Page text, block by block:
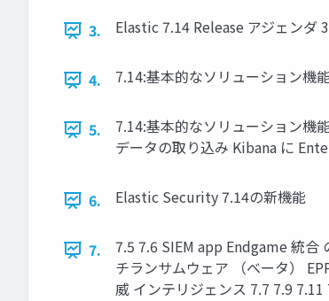
3. Elastic 7.14 Release アジェン
4. 7.14:基本的なソリューション機
5.
7.14:基本的なソリューション機
データの取り込み Kibana に
6. Elastic Security 7.14の新機能
7.
7.5 7.6 SIEM app Endgame 統合
チランサムウェア （ベータ）
威 インテリジェンス 7.7 7.9 7.11